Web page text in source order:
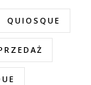
QUIOSQUE